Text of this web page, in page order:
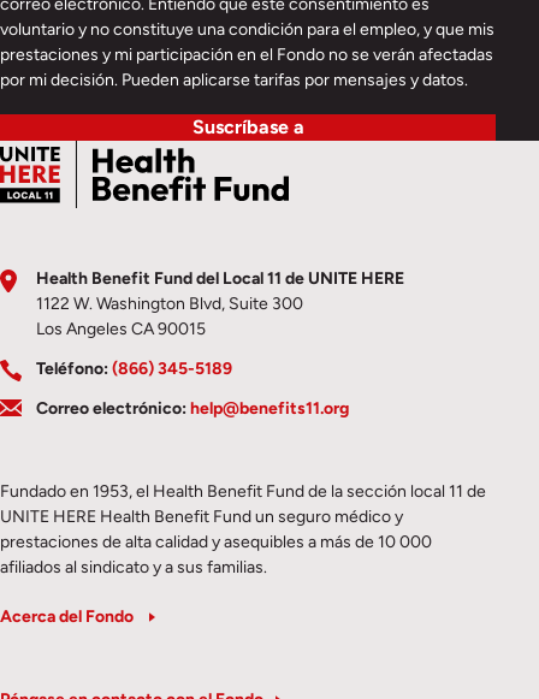
voluntario y no constituye una condición para el empleo, y que mis
prestaciones y mi participación en el Fondo no se verán afectadas
por mi decisión. Pueden aplicarse tarifas por mensajes y datos.
Suscríbase a
Health Benefit Fund del Local 11 de UNITE HERE
1122 W. Washington Blvd, Suite 300
Los Angeles CA 90015
Teléfono:(866) 345-5189
Correo electrónico:help@benefits11.org
Fundado en 1953, el Health Benefit Fund de la sección local 11 de
UNITE HERE Health Benefit Fund un seguro médico y
prestaciones de alta calidad y asequibles a más de 10 000
afiliados al sindicato y a sus familias.
Acerca del Fondo